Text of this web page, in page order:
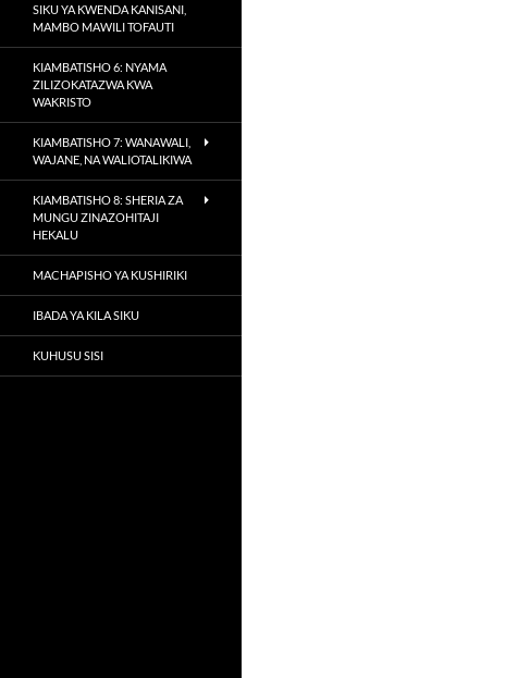
SIKU YA KWENDA KANISANI,
MAMBO MAWILI TOFAUTI
KIAMBATISHO 6: NYAMA
ZILIZOKATAZWA KWA
WAKRISTO
KIAMBATISHO 7: WANAWALI,
WAJANE, NA WALIOTALIKIWA
KIAMBATISHO 8: SHERIA ZA
MUNGU ZINAZOHITAJI
HEKALU
MACHAPISHO YA KUSHIRIKI
IBADA YA KILA SIKU
KUHUSU SISI